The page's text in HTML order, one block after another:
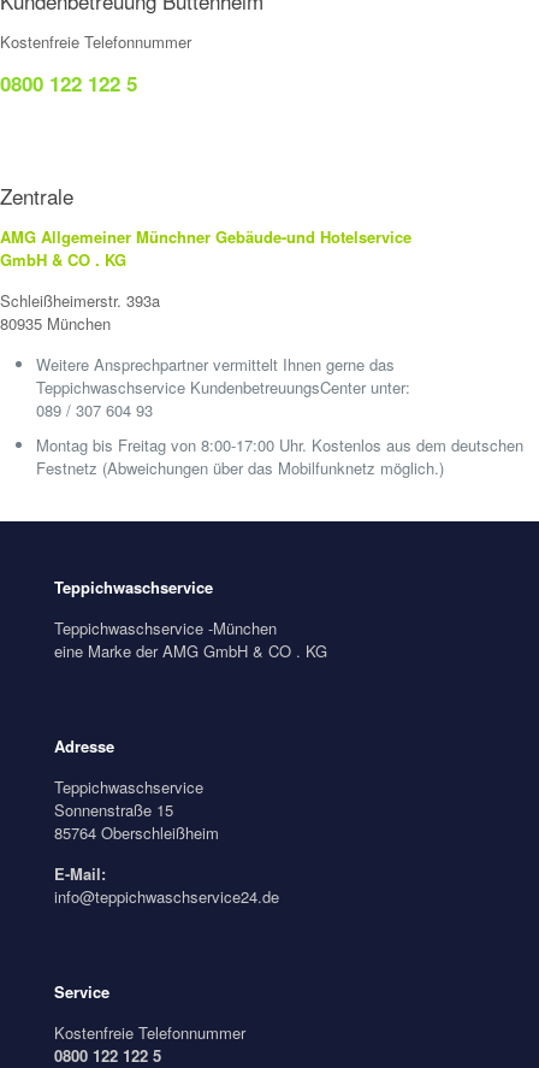
Kostenfreie Telefonnummer
0800 122 122 5
Zentrale
AMG Allgemeiner Münchner Gebäude-und Hotelservice
GmbH & CO . KG
Schleißheimerstr. 393a
80935 München
Weitere Ansprechpartner vermittelt Ihnen gerne das
Teppichwaschservice KundenbetreuungsCenter unter:
089 / 307 604 93
Montag bis Freitag von 8:00-17:00 Uhr. Kostenlos aus dem deutschen
Festnetz (Abweichungen über das Mobilfunknetz möglich.)
Teppichwaschservice
Teppichwaschservice -München
eine Marke der AMG GmbH & CO . KG
Adresse
Teppichwaschservice
Sonnenstraße 15
85764 Oberschleißheim
E-Mail:
info@teppichwaschservice24.de
Service
Kostenfreie Telefonnummer
0800 122 122 5